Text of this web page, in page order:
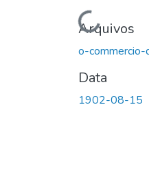
Carregando...
Arquivos
o-
Data
1902-08-15